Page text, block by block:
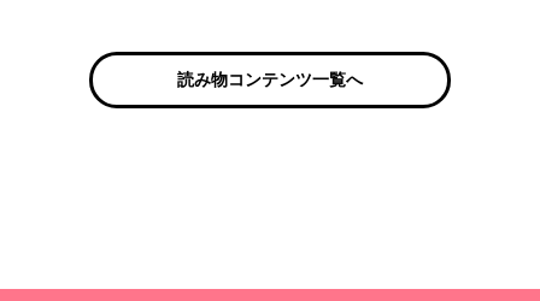
読み物コンテンツ一覧へ